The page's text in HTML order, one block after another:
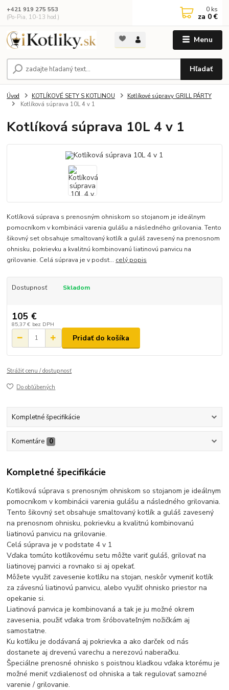
Menu
Hľadať
+421 919 275 553
(Po-Pia, 10-13 hod.)
0 ks
za 0 €
Úvod KOTLÍKOVÉ SETY S KOTLINOU
Kotlíkové súpravy GRILL PÁRTY
Kotlíková súprava 10L 4 v 1
Kotlíková súprava 10L 4 v 1
Kotlíková súprava s prenosným ohniskom so stojanom je ideálnym
pomocníkom v kombinácii varenia gulášu a následného grilovania. Tento
šikovný set obsahuje smaltovaný kotlík a guláš zavesený na prenosnom
ohnisku, pokrievku a kvalitnú kombinovanú liatinovú panvicu na
grilovanie. Celá súprava je v podst... celý popis
Dostupnosť Skladom
105 €
85,37 € bez DPH
Pridať do košíka
Strážiť cenu / dostupnosť
Do obľúbených
Kompletné špecifikácie
Komentáre 0
Kompletné špecifikácie
Kotlíková súprava s prenosným ohniskom so stojanom je ideálnym
pomocníkom v kombinácii varenia gulášu a následného grilovania.
Tento šikovný set obsahuje smaltovaný kotlík a guláš zavesený
na prenosnom ohnisku, pokrievku a kvalitnú kombinovanú
liatinovú panvicu na grilovanie.
Celá súprava je v podstate 4 v 1
Vďaka tomúto kotlíkovému setu môžte variť guláš, grilovať na
liatinovej panvici a rovnako si aj opekať.
Môžete využiť zavesenie kotlíku na stojan, neskôr vymeniť kotlík
za závesnú liatinovú panvicu, alebo využiť ohnisko priestor na
opekanie si.
Liatinová panvica je kombinovaná a tak je ju možné okrem
zavesenia, použiť vďaka trom šróbovateľným nožičkám aj
samostatne.
Ku kotlíku je dodávaná aj pokrievka a ako darček od nás
dostanete aj drevenú varechu a nerezovú naberačku.
Špeciálne prenosné ohnisko s poistnou kladkou vďaka ktorému je
možné meniť vzdialenosť od ohniska a tak regulovať samozné
varenie / grilovanie.